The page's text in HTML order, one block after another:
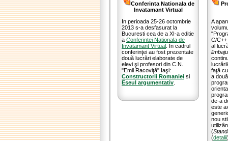
Conferinta Nationala de
Invatamant Virtual
In perioada 25-26 octombrie
2013 s-a desfasurat la
Bucuresti cea de a XI-a editie
a Conferintei Nationala de
Invatamant Virtual . În cadrul
conferinţei au fost prezentate
două lucrări elaborate de
elevi şi profesori din C.N.
"Emil Racoviţă" Iaşi:
Constructorii Romaniei si
Eseul argumentativ
A
C/C++
al
faţă
a
de-a
este
nou
(
(detalii